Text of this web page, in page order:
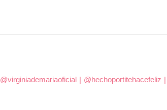
@virginiademariaoficial| @hechoportitehacefeliz |